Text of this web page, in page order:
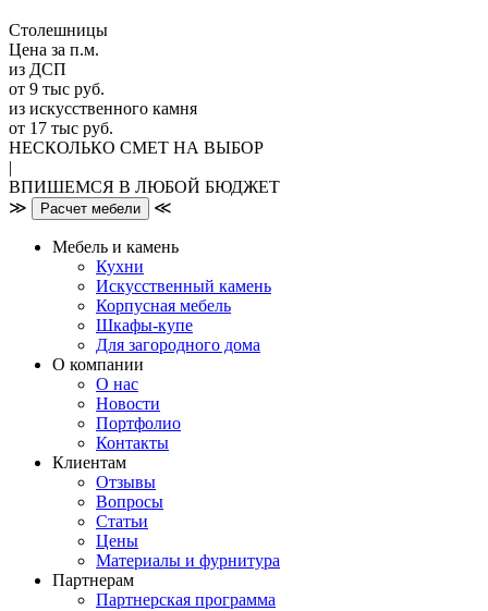
Столешницы
Цена за п.м.
из ДСП
от 9 тыс руб.
из искусственного камня
от 17 тыс руб.
НЕСКОЛЬКО СМЕТ НА ВЫБОР
|
ВПИШЕМСЯ В ЛЮБОЙ БЮДЖЕТ
≫
Расчет мебели ≪
Мебель и камень
Кухни
Искусственный камень
Корпусная мебель
Шкафы-купе
Для загородного дома
О компании
О нас
Новости
Портфолио
Контакты
Клиентам
Отзывы
Вопросы
Статьи
Цены
Материалы и фурнитура
Партнерам
Партнерская программа